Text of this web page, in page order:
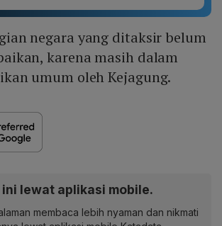
negara yang ditaksir belum
karena masih dalam
umum oleh Kejagung.
lewat aplikasi mobile.
membaca lebih nyaman dan nikmati